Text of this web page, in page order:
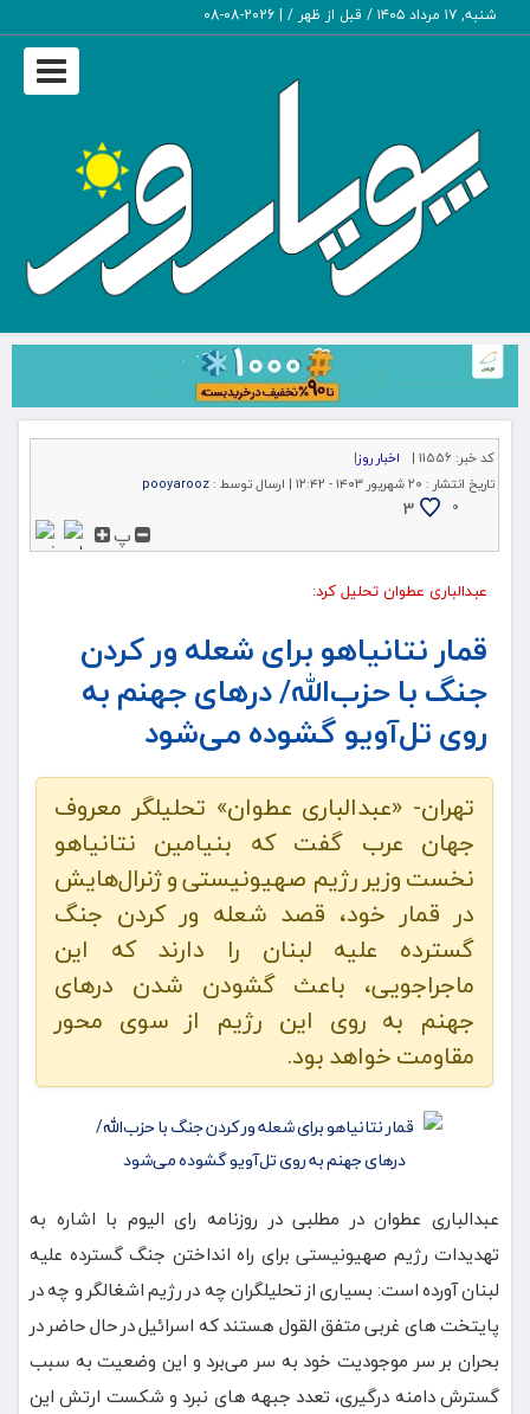
شنبه, ۱۷ مرداد ۱۴۰۵ / قبل از ظهر / |
2026-08-08
Toggle
کد خبر: 11556 | اخبار روز|
تاریخ انتشار : ۲۰ شهریور ۱۴۰۳ - ۱۲:۴۲ | ارسال توسط : pooyarooz
۰
3
پ
عبدالباری عطوان تحلیل کرد:
قمار نتانیاهو برای شعله ور کردن
جنگ با حزب‌الله/ درهای جهنم به
روی تل‌آویو گشوده می‌شود
تهران- «عبدالباری عطوان» تحلیلگر معروف
جهان عرب گفت که بنیامین نتانیاهو
نخست وزیر رژیم صهیونیستی و ژنرال‌هایش
در قمار خود، قصد شعله ور کردن جنگ
گسترده علیه لبنان را دارند که این
ماجراجویی، باعث گشودن شدن درهای
جهنم به روی این رژیم از سوی محور
مقاومت خواهد بود.
عبدالباری عطوان در مطلبی در روزنامه رای الیوم با اشاره به
تهدیدات رژیم صهیونیستی برای راه انداختن جنگ گسترده علیه
لبنان آورده است: بسیاری از تحلیلگران چه در رژیم اشغالگر و چه در
پایتخت های غربی متفق القول هستند که اسرائیل در حال حاضر در
بحران بر سر موجودیت خود به سر می‌برد و این وضعیت به سبب
گسترش دامنه درگیری، تعدد جبهه های نبرد و شکست ارتش این